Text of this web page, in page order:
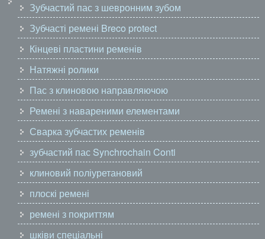
Зубчастий пас з шевронним зубом
Зубчасті ремені Breco protect
Кінцеві пластини ременів
Натяжні ролики
Пас з клиновою направляючою
Ремені з навареними елементами
Сварка зубчастих ременів
зубчастий пас Synchrochain Conti
клиновий поліуретановий
плоскі ремені
ремені з покриттям
шківи спеціальні